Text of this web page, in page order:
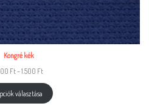
Kongré kék
Ft–1.500 Ft
választása